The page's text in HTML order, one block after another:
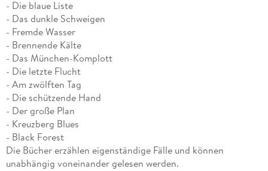
- Die blaue Liste
- Das dunkle Schweigen
- Fremde Wasser
- Brennende Kälte
- Das München-Komplott
- Die letzte Flucht
- Am zwölften Tag
- Die schützende Hand
- Der große Plan
- Kreuzberg Blues
- Black Forest
Die Bücher erzählen eigenständige Fälle und können
unabhängig voneinander gelesen werden.